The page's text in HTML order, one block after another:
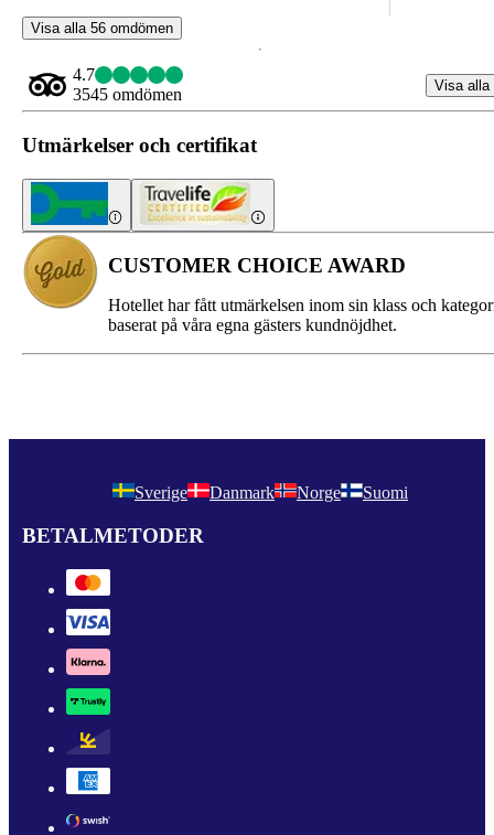
Visa alla 56 omdömen
4.7
3545 omdömen
Visa alla
Utmärkelser och certifikat
CUSTOMER CHOICE AWARD
Hotellet har fått utmärkelsen inom sin klass och
baserat på våra egna gästers kundnöjdhet.
Sverige Danmark Norge Suomi
BETALMETODER